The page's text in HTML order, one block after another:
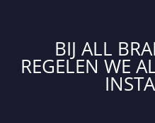
BIJ ALL
REGELEN WE